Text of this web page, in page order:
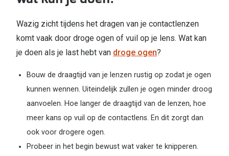
Wazig zicht tijdens het dragen van je contactlenzen
komt vaak door droge ogen of vuil op je lens. Wat kan
je doen als je last hebt van droge ogen?
Bouw de draagtijd van je lenzen rustig op zodat je ogen
kunnen wennen. Uiteindelijk zullen je ogen minder droog
aanvoelen. Hoe langer de draagtijd van de lenzen, hoe
meer kans op vuil op de contactlens. En dit zorgt dan
ook voor drogere ogen.
Probeer in het begin bewust wat vaker te knipperen.